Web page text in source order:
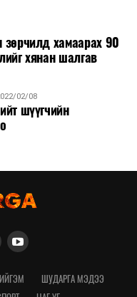
хамаарах 90
хянан шалгав
02/08
шүүгчийн
ШУДАРГА МЭДЭЭ